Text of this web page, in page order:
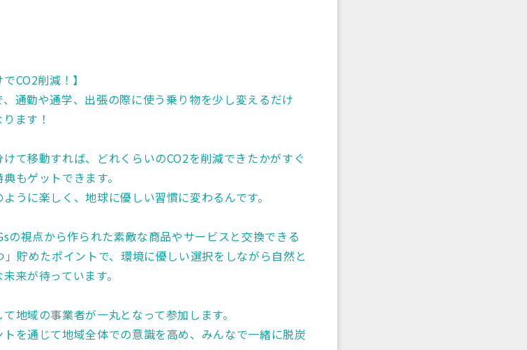
CO2削減！】
通勤や通学、出張の際に使う乗り物を少し変えるだけ
ます！
て移動すれば、どれくらいのCO2を削減できたかがすぐ
もゲットできます。
うに楽しく、地球に優しい習慣に変わるんです。
の視点から作られた素敵な商品やサービスと交換できる
貯めたポイントで、環境に優しい選択をしながら自然と
来が待っています。
地域の事業者が一丸となって参加します。
を通じて地域全体での意識を高め、みんなで一緒に脱炭